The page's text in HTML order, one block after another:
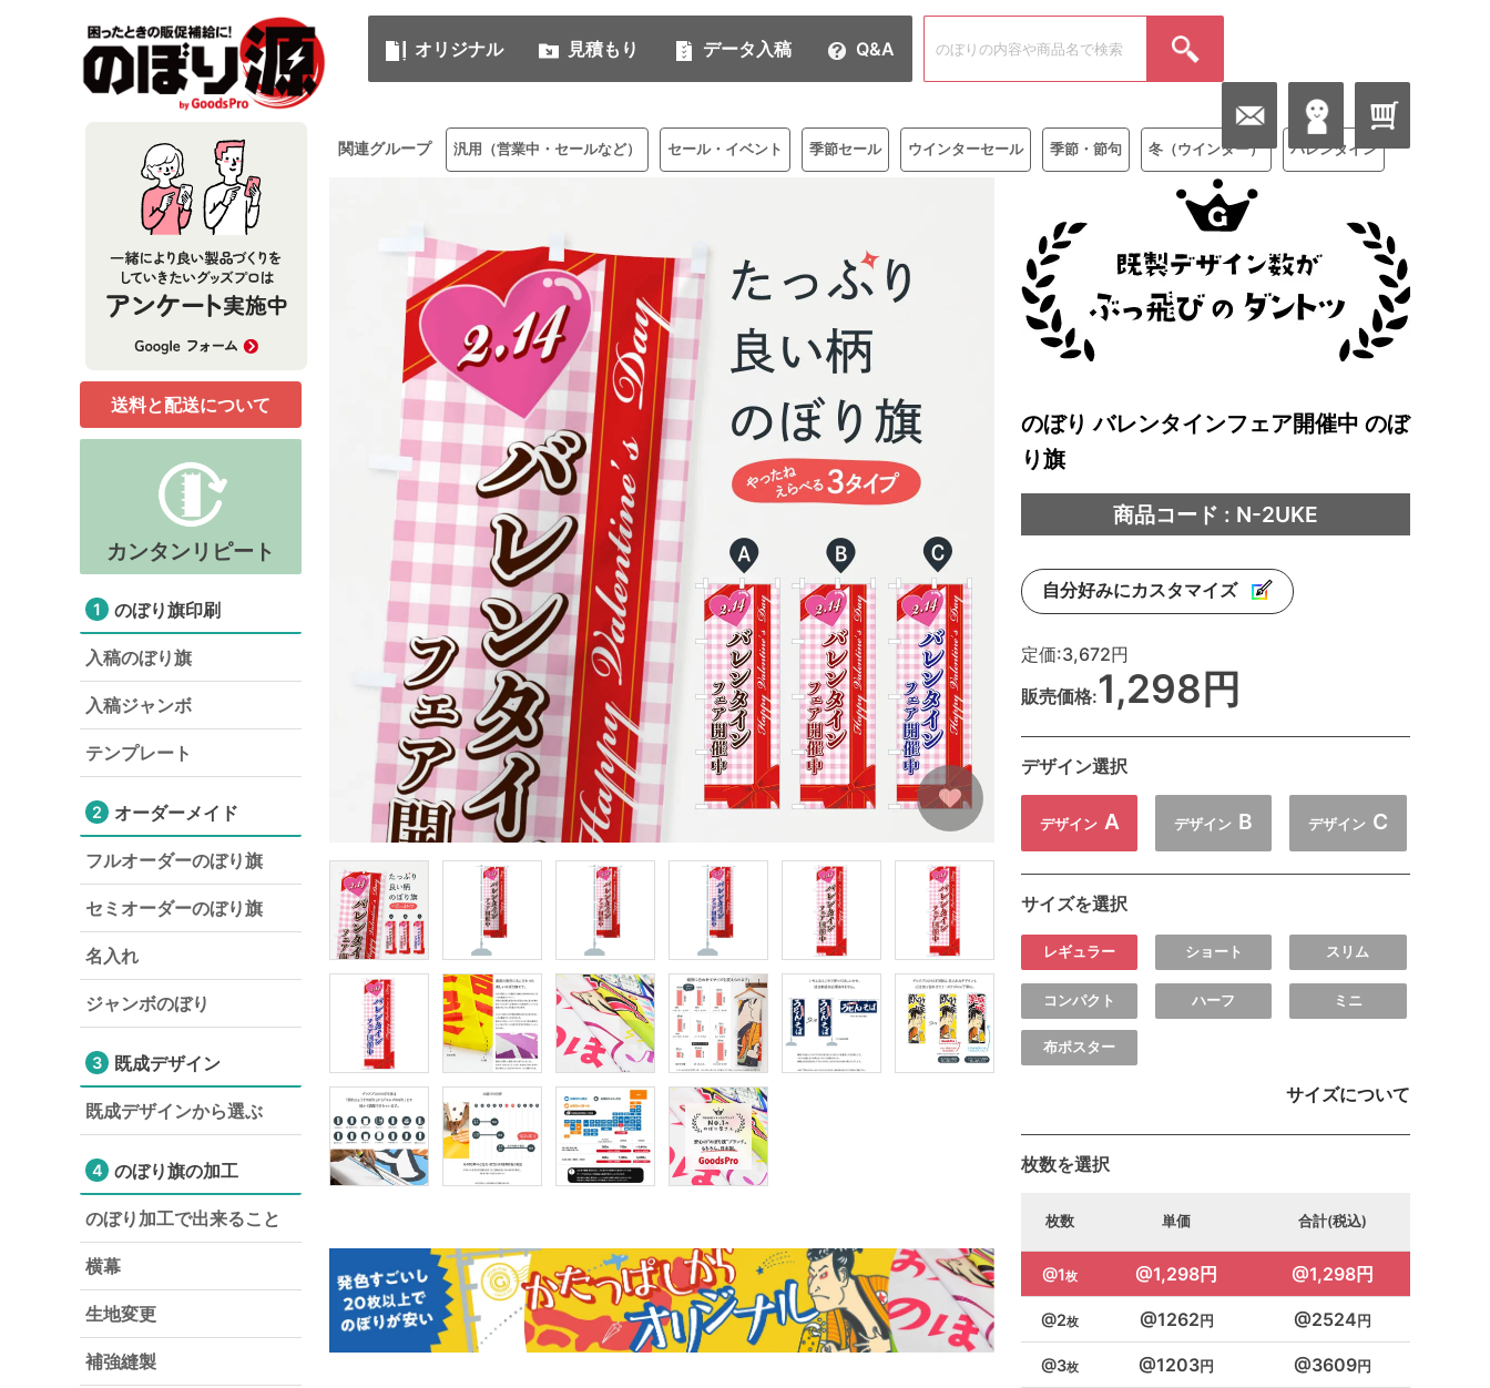
オリジナル 見積もり データ入稿 Q&A
関連グループ 汎用（営業中・セールなど） セール・イベント 季節セール ウインターセール 季節・節句 冬（ウインター） バレンタイン
のぼり バレンタインフェア開催中 のぼ
り旗
商品コード : N-2UKE
自分好みにカスタマイズ
定価:3,672円
販売価格:1,298円
デザイン選択
デザイン A デザイン B デザイン C
サイズを選択
レギュラー ショート スリム
コンパクト ハーフ ミニ
布ポスター
サイズについて
枚数を選択
枚数 単価 合計(税込)
1 1,298円 1,298円
2 1262 2524
3 1203 3609
送料と配送について
カンタンリピート
1 のぼり旗印刷
入稿のぼり旗
入稿ジャンボ
テンプレート
2 オーダーメイド
フルオーダーのぼり旗
セミオーダーのぼり旗
名入れ
ジャンボのぼり
3 既成デザイン
既成デザインから選ぶ
4 のぼり旗の加工
のぼり加工で出来ること
横幕
生地変更
補強縫製